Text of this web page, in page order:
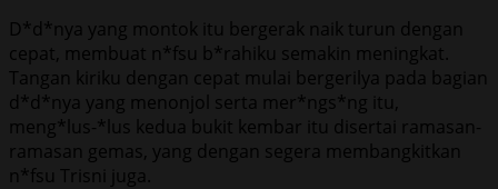
D*d*nya yang montok itu bergerak naik turun dengan
cepat, membuat n*fsu b*rahiku semakin meningkat.
Tangan kiriku dengan cepat mulai bergerilya pada bagian
d*d*nya yang menonjol serta mer*ngs*ng itu,
meng*lus-*lus kedua bukit kembar itu disertai ramasan-
ramasan gemas, yang dengan segera membangkitkan
n*fsu Trisni juga.